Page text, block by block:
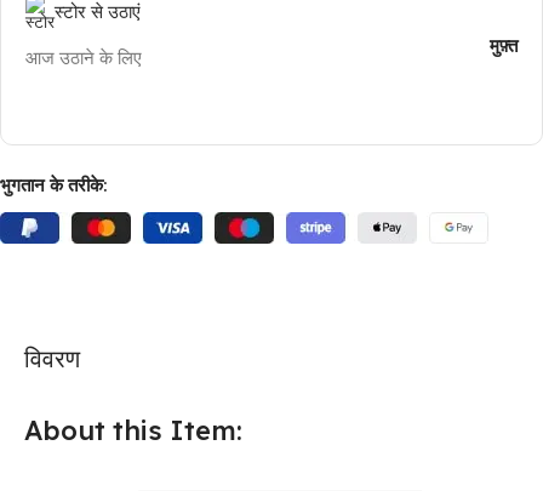
स्टोर से उठाएं
आज उठाने के लिए मुफ़्त
भुगतान के तरीके:
विवरण
About this Item: